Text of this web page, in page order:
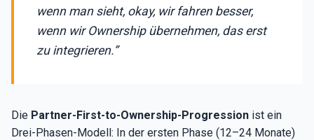
wenn man sieht, okay, wir fahren besser,
wenn wir Ownership übernehmen, das erst
zu integrieren.”
Die Partner-First-to-Ownership-Progression ist ein
Drei-Phasen-Modell: In der ersten Phase (12–24 Monate)